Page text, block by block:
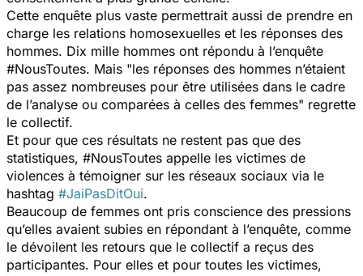
Cette enquête plus vaste permettrait aussi de prendre en
charge les relations homosexuelles et les réponses des
hommes. Dix mille hommes ont répondu à l’enquête
#NousToutes. Mais "les réponses des hommes n’étaient
pas assez nombreuses pour être utilisées dans le cadre
de l’analyse ou comparées à celles des femmes" regrette
le collectif.
Et pour que ces résultats ne restent pas que des
statistiques, #NousToutes appelle les victimes de
violences à témoigner sur les réseaux sociaux via le
hashtag #JaiPasDitOui.
Beaucoup de femmes ont pris conscience des pressions
qu’elles avaient subies en répondant à l’enquête, comme
le dévoilent les retours que le collectif a reçus des
participantes. Pour elles et pour toutes les victimes,